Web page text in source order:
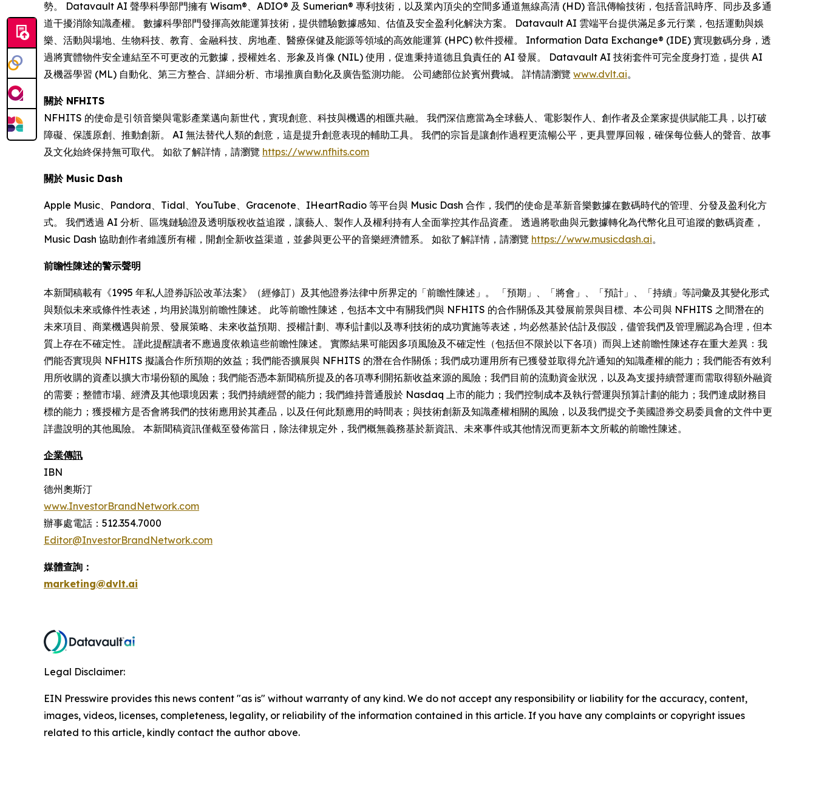
勢。 Datavault AI 聲學科學部門擁有 Wisam®、ADIO® 及 Sumerian® 專利技術，以及業內頂尖的空間多通道無線高清 (HD) 音訊傳輸技術，包括音訊時序、同步及多通
道干擾消除知識產權。 數據科學部門發揮高效能運算技術，提供體驗數據感知、估值及安全盈利化解決方案。 Datavault AI 雲端平台提供滿足多元行業，包括運動與娛
樂、活動與場地、生物科技、教育、金融科技、房地產、醫療保健及能源等領域的高效能運算 (HPC) 軟件授權。 Information Data Exchange® (IDE) 實現數碼分身，透
過將實體物件安全連結至不可更改的元數據，授權姓名、形象及肖像 (NIL) 使用，促進秉持道德且負責任的 AI 發展。 Datavault AI 技術套件可完全度身打造，提供 AI
及機器學習 (ML) 自動化、第三方整合、詳細分析、市場推廣自動化及廣告監測功能。 公司總部位於賓州費城。 詳情請瀏覽 www.dvlt.ai。
關於 NFHITS
NFHITS 的使命是引領音樂與電影產業邁向新世代，實現創意、科技與機遇的相匯共融。 我們深信應當為全球藝人、電影製作人、創作者及企業家提供賦能工具，以打破
障礙、保護原創、推動創新。 AI 無法替代人類的創意，這是提升創意表現的輔助工具。 我們的宗旨是讓創作過程更流暢公平，更具豐厚回報，確保每位藝人的聲音、故事
及文化始終保持無可取代。 如欲了解詳情，請瀏覽 https://www.nfhits.com
關於 Music Dash
Apple Music、Pandora、Tidal、YouTube、Gracenote、IHeartRadio 等平台與 Music Dash 合作，我們的使命是革新音樂數據在數碼時代的管理、分發及盈利化方
式。 我們透過 AI 分析、區塊鏈驗證及透明版稅收益追蹤，讓藝人、製作人及權利持有人全面掌控其作品資產。 透過將歌曲與元數據轉化為代幣化且可追蹤的數碼資產，
Music Dash 協助創作者維護所有權，開創全新收益渠道，並參與更公平的音樂經濟體系。 如欲了解詳情，請瀏覽 https://www.musicdash.ai。
前瞻性陳述的警示聲明
本新聞稿載有《1995 年私人證券訴訟改革法案》（經修訂）及其他證券法律中所界定的「前瞻性陳述」。 「預期」、「將會」、「預計」、「持續」等詞彙及其變化形式
與類似未來或條件性表述，均用於識別前瞻性陳述。 此等前瞻性陳述，包括本文中有關我們與 NFHITS 的合作關係及其發展前景與目標、本公司與 NFHITS 之間潛在的
未來項目、商業機遇與前景、發展策略、未來收益預期、授權計劃、專利計劃以及專利技術的成功實施等表述，均必然基於估計及假設，儘管我們及管理層認為合理，但本
質上存在不確定性。 謹此提醒讀者不應過度依賴這些前瞻性陳述。 實際結果可能因多項風險及不確定性（包括但不限於以下各項）而與上述前瞻性陳述存在重大差異：我
們能否實現與 NFHITS 擬議合作所預期的效益；我們能否擴展與 NFHITS 的潛在合作關係；我們成功運用所有已獲發並取得允許通知的知識產權的能力；我們能否有效利
用所收購的資產以擴大市場份額的風險；我們能否憑本新聞稿所提及的各項專利開拓新收益來源的風險；我們目前的流動資金狀況，以及為支援持續營運而需取得額外融資
的需要；整體市場、經濟及其他環境因素；我們持續經營的能力；我們維持普通股於 Nasdaq 上市的能力；我們控制成本及執行營運與預算計劃的能力；我們達成財務目
標的能力；獲授權方是否會將我們的技術應用於其產品，以及任何此類應用的時間表；與技術創新及知識產權相關的風險，以及我們提交予美國證券交易委員會的文件中更
詳盡說明的其他風險。 本新聞稿資訊僅截至發佈當日，除法律規定外，我們概無義務基於新資訊、未來事件或其他情況而更新本文所載的前瞻性陳述。
企業傳訊
IBN
德州奧斯汀
www.InvestorBrandNetwork.com
辦事處電話：512.354.7000
Editor@InvestorBrandNetwork.com
媒體查詢：
marketing@dvlt.ai
Legal Disclaimer:
EIN Presswire provides this news content "as is" without warranty of any kind. We do not accept any responsibility or liability for the accuracy, content,
images, videos, licenses, completeness, legality, or reliability of the information contained in this article. If you have any complaints or copyright issues
related to this article, kindly contact the author above.